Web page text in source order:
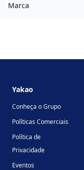
Marca
Yakao
Conheça o Grupo
Políticas Comerciais
Política de
Privacidade
Eventos